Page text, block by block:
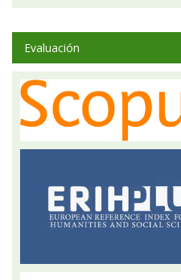
Evaluación